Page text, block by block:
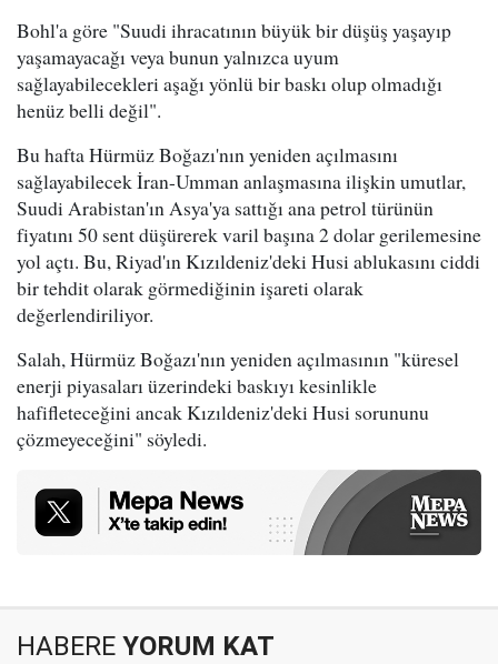
Bohl'a göre "Suudi ihracatının büyük bir düşüş yaşayıp
yaşamayacağı veya bunun yalnızca uyum
sağlayabilecekleri aşağı yönlü bir baskı olup olmadığı
henüz belli değil".
Bu hafta Hürmüz Boğazı'nın yeniden açılmasını
sağlayabilecek İran-Umman anlaşmasına ilişkin umutlar,
Suudi Arabistan'ın Asya'ya sattığı ana petrol türünün
fiyatını 50 sent düşürerek varil başına 2 dolar gerilemesine
yol açtı. Bu, Riyad'ın Kızıldeniz'deki Husi ablukasını ciddi
bir tehdit olarak görmediğinin işareti olarak
değerlendiriliyor.
Salah, Hürmüz Boğazı'nın yeniden açılmasının "küresel
enerji piyasaları üzerindeki baskıyı kesinlikle
hafifleteceğini ancak Kızıldeniz'deki Husi sorununu
çözmeyeceğini" söyledi.
HABERE YORUM KAT